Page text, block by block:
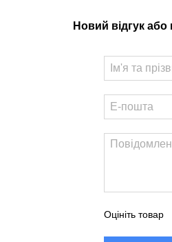
Новий відгук або
Оцініть товар